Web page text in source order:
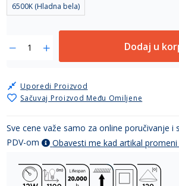
6500K (Hladna bela)
Dodaj u
Sačuvaj Proizvod Među Omiljene
Uporedi Proizvod
Sve cene važe samo za online poručivanje i
PDV-om
Obavesti me kad artikal promeni